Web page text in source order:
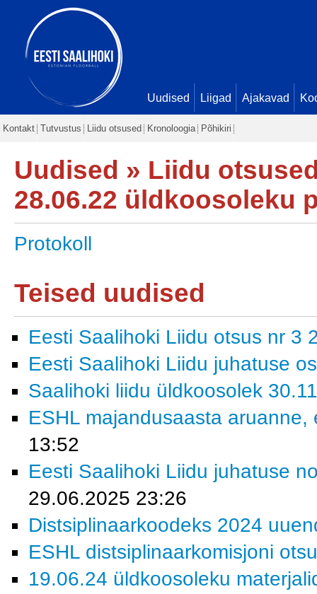
Uudised Liigad Ajakavad
Kontakt Tutvustus Liidu otsused Kronoloogia Põhikiri
Uudised » Liidu
28.06.22 üldkoosoleku
Protokoll
Teised uudised
Eesti Saalihoki Liidu otsus nr 3
Eesti Saalihoki Liidu juhatuse
Saalihoki liidu üldkoosolek
ESHL majandusaasta aruanne,
13:52
Eesti Saalihoki Liidu juhatuse
29.06.2025 23:26
Distsiplinaarkoodeks 2024
ESHL distsiplinaarkomisjoni
19.06.24 üldkoosoleku